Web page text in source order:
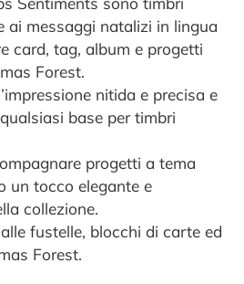
ai messaggi natalizi in lingua
card, tag, album e progetti
Forest.
nitida e precisa e
base per timbri
progetti a tema
un tocco elegante e
collezione.
fustelle, blocchi di carte ed
Forest.